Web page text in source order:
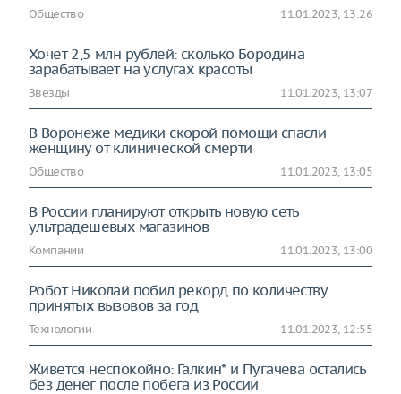
Общество 11.01.2023, 13:26
Хочет 2,5 млн рублей: сколько Бородина
зарабатывает на услугах красоты
Звезды 11.01.2023, 13:07
В Воронеже медики скорой помощи спасли
женщину от клинической смерти
Общество 11.01.2023, 13:05
В России планируют открыть новую сеть
ультрадешевых магазинов
Компании 11.01.2023, 13:00
Робот Николай побил рекорд по количеству
принятых вызовов за год
Технологии 11.01.2023, 12:55
Живется неспокойно: Галкин* и Пугачева остались
без денег после побега из России